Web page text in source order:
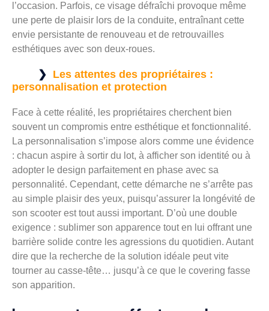
l’occasion. Parfois, ce visage défraîchi provoque même
une perte de plaisir lors de la conduite, entraînant cette
envie persistante de renouveau et de retrouvailles
esthétiques avec son deux-roues.
Les attentes des propriétaires :
personnalisation et protection
Face à cette réalité, les propriétaires cherchent bien
souvent un compromis entre esthétique et fonctionnalité.
La personnalisation s’impose alors comme une évidence
: chacun aspire à sortir du lot, à afficher son identité ou à
adopter le design parfaitement en phase avec sa
personnalité. Cependant, cette démarche ne s’arrête pas
au simple plaisir des yeux, puisqu’assurer la longévité de
son scooter est tout aussi important. D’où une double
exigence : sublimer son apparence tout en lui offrant une
barrière solide contre les agressions du quotidien. Autant
dire que la recherche de la solution idéale peut vite
tourner au casse-tête… jusqu’à ce que le covering fasse
son apparition.